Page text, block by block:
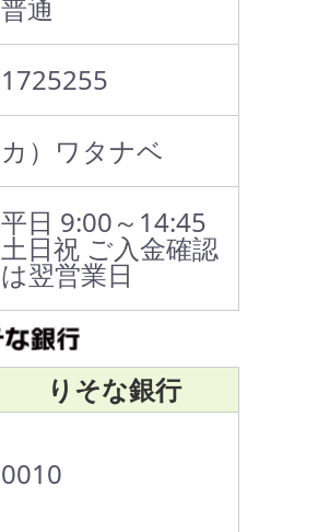
普通
1725255
カ）ワタナベ
平日 9:00～14:45
土日祝 ご入金確認
は翌営業日
りそな銀行
0010